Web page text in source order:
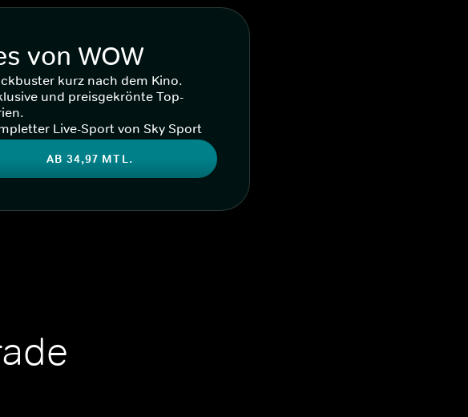
von WOW
kurz nach dem Kino.
und preisgekrönte Top-
Live-Sport von Sky Sport
AB 34,97 MTL.